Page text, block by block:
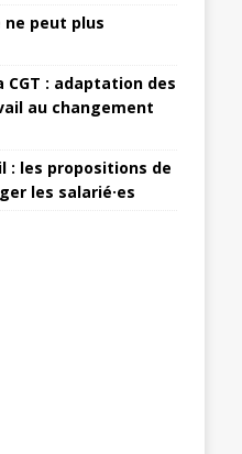
ne peut plus
CGT : adaptation des
au changement
: les propositions de
les salarié·es